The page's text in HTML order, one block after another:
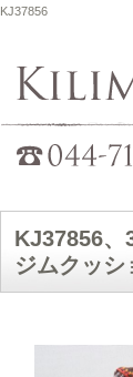
KJ37856
KJ37856、
ジムクッシ